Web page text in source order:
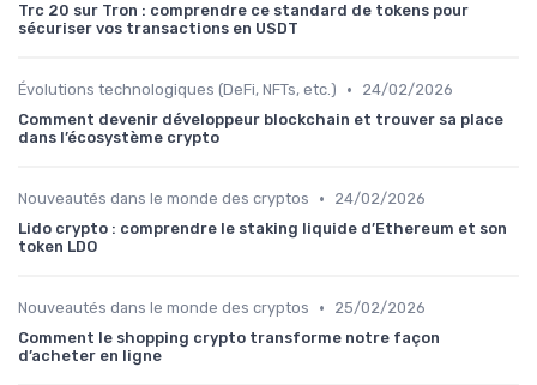
Trc 20 sur Tron : comprendre ce standard de tokens pour
sécuriser vos transactions en USDT
Évolutions technologiques (DeFi, NFTs, etc.) •
24/02/2026
Comment devenir développeur blockchain et trouver sa place
dans l’écosystème crypto
Nouveautés dans le monde des cryptos •
24/02/2026
Lido crypto : comprendre le staking liquide d’Ethereum et son
token LDO
Nouveautés dans le monde des cryptos •
25/02/2026
Comment le shopping crypto transforme notre façon
d’acheter en ligne